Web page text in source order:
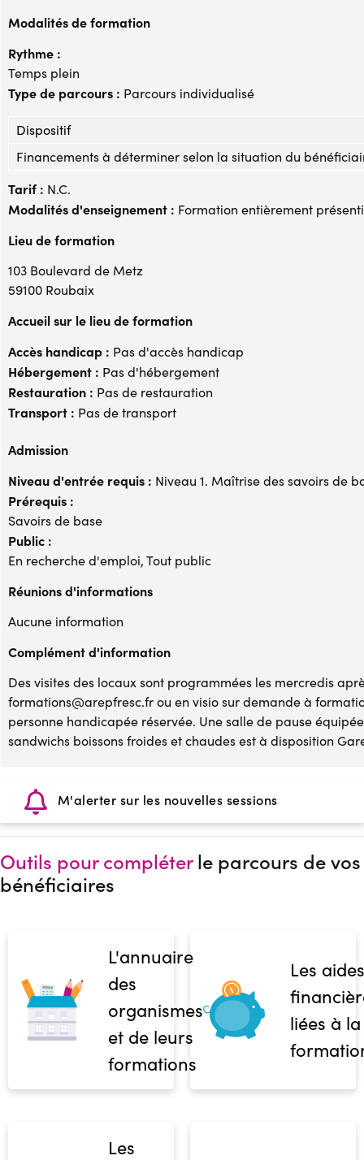
Modalités de formation
Rythme :
Temps plein
Type de parcours : Parcours individualisé
Dispositif
Financements à déterminer selon la situation du
Tarif : N.C.
Modalités d'enseignement : Formation entièrement
Lieu de formation
103 Boulevard de Metz
59100 Roubaix
Accueil sur le lieu de formation
Accès handicap : Pas d'accès handicap
Hébergement : Pas d'hébergement
Restauration : Pas de restauration
Transport : Pas de transport
Admission
Niveau d'entrée requis : Niveau 1. Maîtrise des savoirs de
Prérequis :
Savoirs de base
Public :
En recherche d'emploi, Tout public
Réunions d'informations
Aucune information
Complément d'information
Des visites des locaux sont programmées les mercredis
formations@arepfresc.fr ou en visio sur demande à
personne handicapée réservée. Une salle de pause
sandwichs boissons froides et chaudes est à disposition
M'alerter sur les nouvelles sessions
Outils pour compléterle parcours de vos
bénéficiaires
L'annuaire
des
organismes
et de leurs
formations
Les aides
liées à la
Les